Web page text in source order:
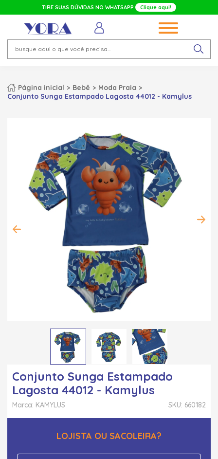
TIRE SUAS DÚVIDAS NO WHATSAPP Clique aqui!
Página inicial Bebê
Moda Praia
Conjunto Sunga Estampado Lagosta 44012 - Kamylus
Conjunto Sunga Estampado
Lagosta 44012 - Kamylus
SKU: 660182
Marca: KAMYLUS
LOJISTA OU SACOLEIRA?